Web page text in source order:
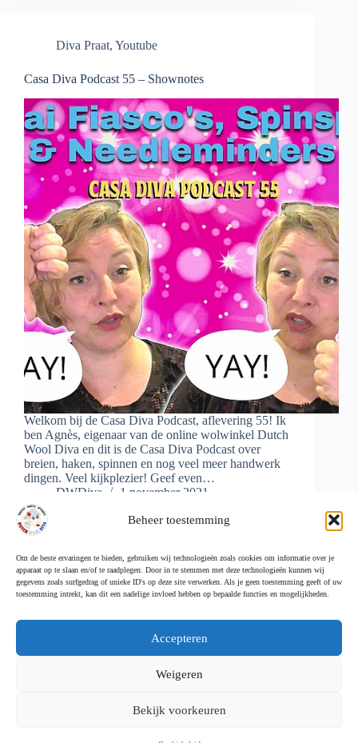
Beheer toestemming
Om de beste ervaringen te bieden, gebruiken wij technologieën zoals cookies om informatie over je
apparaat op te slaan en/of te raadplegen. Door in te stemmen met deze technologieën kunnen wij
gegevens zoals surfgedrag of unieke ID's op deze site verwerken. Als je geen toestemming geeft of uw
toestemming intrekt, kan dit een nadelige invloed hebben op bepaalde functies en mogelijkheden.
Accepteren
Weigeren
Bekijk voorkeuren
Diva Praat, Youtube
Casa Diva Podcast 55 – Shownotes
Welkom bij de Casa Diva Podcast, aflevering 55! Ik
ben Agnès, eigenaar van de online wolwinkel Dutch
Wool Diva en dit is de Casa Diva Podcast over
breien, haken, spinnen en nog veel meer handwerk
dingen. Veel kijkplezier! Geef even…
DWDiva
1 november 2021
Meer laden